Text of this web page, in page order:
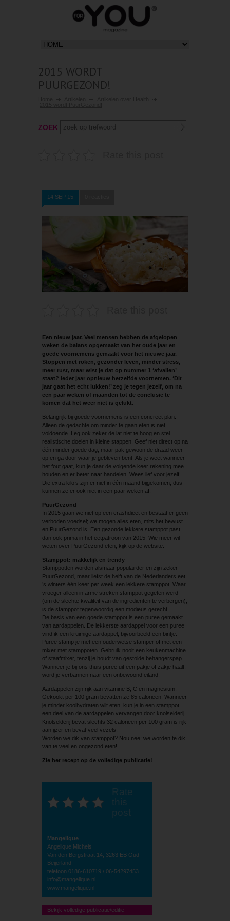
2015 WORDT
PUURGEZOND!
ZOEK
14 SEP 15
Een nieuw jaar. Veel mensen hebben de afgelopen
weken de balans opgemaakt van het oude jaar en
goede voornemens gemaakt voor het nieuwe jaar.
Stoppen met roken, gezonder leven, minder stress,
meer rust, maar wist je dat op nummer 1 ‘afvallen’
staat? Ieder jaar opnieuw hetzelfde voornemen. ‘Dit
jaar gaat het echt lukken!’ zeg je tegen jezelf, om na
een paar weken of maanden tot de conclusie te
komen dat het weer niet is gelukt.
Belangrijk bij goede voornemens is een concreet plan.
Alleen de gedachte om minder te gaan eten is niet
voldoende. Leg ook zeker de lat niet te hoog en stel
realistische doelen in kleine stappen. Geef niet direct op na
één minder goede dag, maar pak gewoon de draad weer
op en ga door waar je gebleven bent. Als je weet wanneer
het fout gaat, kun je daar de volgende keer rekening mee
houden en er beter naar handelen. Wees lief voor jezelf.
Die extra kilo’s zijn er niet in één maand bijgekomen, dus
kunnen ze er ook niet in een paar weken af.
PuurGezond
In 2015 gaan we niet op een crashdieet en bestaat er geen
verboden voedsel; we mogen alles eten, mits het bewust
en PuurGezond is. Een gezonde lekkere stamppot past
dan ook prima in het eetpatroon van 2015. Wie meer wil
weten over PuurGezond eten, kijk op de website.
Stamppot: makkelijk en trendy
Stamppotten worden alsmaar populairder en zijn zeker
PuurGezond, maar liefst de helft van de Nederlanders eet
’s winters één keer per week een lekkere stamppot. Waar
vroeger alleen in arme streken stamppot gegeten werd
(om de slechte kwaliteit van de ingrediënten te verbergen),
is de stamppot tegenwoordig een modieus gerecht.
De basis van een goede stamppot is een puree gemaakt
van aardappelen. De lekkerste aardappel voor een puree
vind ik een kruimige aardappel, bijvoorbeeld een bintje.
Puree stamp je met een ouderwetse stamper of met een
mixer met stamppoten. Gebruik nooit een keukenmachine
of staafmixer, tenzij je houdt van gestolde behangerspap.
Wanneer je bij ons thuis puree uit een pakje of zakje haalt,
word je verbannen naar een onbewoond eiland.
Aardappelen zijn rijk aan vitamine B, C en magnesium.
Gekookt per 100 gram bevatten ze 85 calorieën. Wanneer
je minder koolhydraten wilt eten, kun je in een stamppot
een deel van de aardappelen vervangen door knolselderij.
Knolselderij bevat slechts 32 calorieën per 100 gram is rijk
aan ijzer en bevat veel vezels.
Worden we dik van stamppot? Nou nee; we worden te dik
van te veel en ongezond eten!
Zie het recept op de volledige publicatie!
Rate
this
post
Mangelique
Angelique Michels
Van den Bergstraat 14, 3263 EB Oud-
Beijerland
telefoon 0186-610719 / 06-54297453
info@mangelique.nl
www.mangelique.nl
Bekijk volledige publicatie/editie